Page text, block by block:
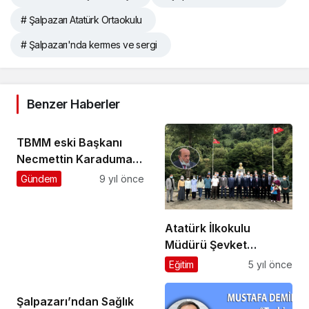
# Şalpazarı Atatürk Ortaokulu
# Şalpazarı'nda kermes ve sergi
Benzer Haberler
TBMM eski Başkanı
Necmettin Karaduman
vefat etti
Gündem 9 yıl önce
Atatürk İlkokulu
Müdürü Şevket
Uçar’dan
konuşma
Eğitim 5 yıl önce
Şalpazarı’ndan Sağlık